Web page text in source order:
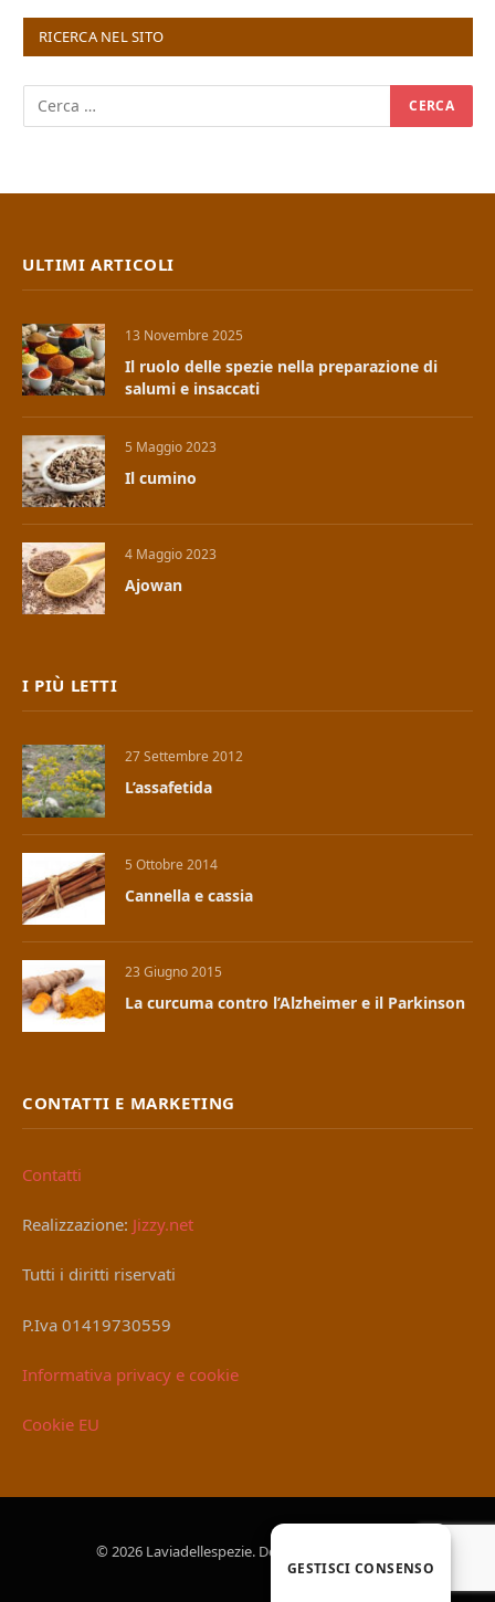
RICERCA NEL SITO
ULTIMI ARTICOLI
13 Novembre 2025
Il ruolo delle spezie nella preparazione di
salumi e insaccati
5 Maggio 2023
Il cumino
4 Maggio 2023
Ajowan
I PIÙ LETTI
27 Settembre 2012
L’assafetida
5 Ottobre 2014
Cannella e cassia
23 Giugno 2015
La curcuma contro l’Alzheimer e il Parkinson
CONTATTI E MARKETING
Contatti
Realizzazione: Jizzy.net
Tutti i diritti riservati
P.Iva 01419730559
Informativa privacy e cookie
Cookie EU
© 2026 Laviadellespezie. Designed by
GESTISCI CONSENSO